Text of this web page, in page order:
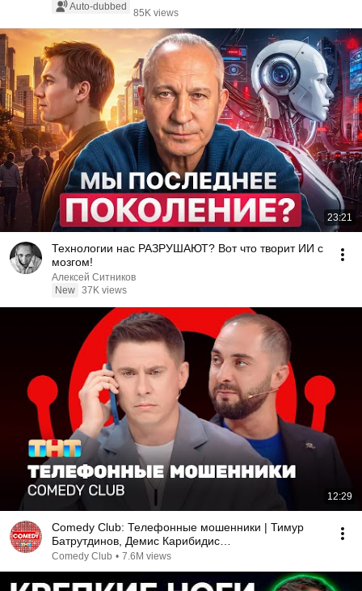
Auto-dubbed
85K views
23:21
Технологии нас РАЗРУШАЮТ? Вот что творит ИИ с
мозгом!
Алексей Ситников
New 37K views
12:29
Comedy Club: Телефонные мошенники | Тимур
Батрутдинов, Демис Карибидис
@ComedyClubRussia
Comedy Club • 7.6M views